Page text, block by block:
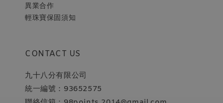
異業合作
輕珠寶保固須知
CONTACT US
九十八分有限公司
統一編號：93652575